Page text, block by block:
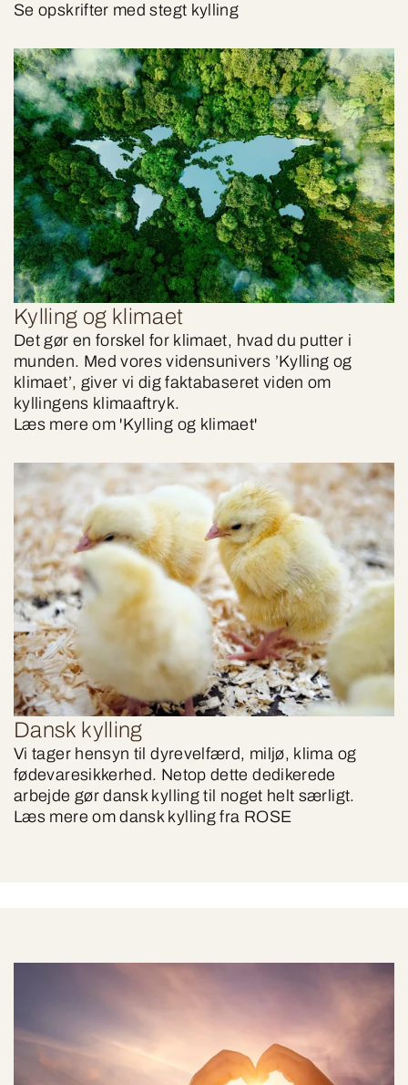
Se opskrifter med stegt kylling
Kylling og klimaet
Det gør en forskel for klimaet, hvad du putter i
munden. Med vores vidensunivers ’Kylling og
klimaet’, giver vi dig faktabaseret viden om
kyllingens klimaaftryk.
Læs mere om 'Kylling og klimaet'
Dansk kylling
Vi tager hensyn til dyrevelfærd, miljø, klima og
fødevaresikkerhed. Netop dette dedikerede
arbejde gør dansk kylling til noget helt særligt.
Læs mere om dansk kylling fra ROSE